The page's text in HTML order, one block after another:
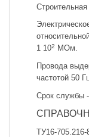
1 102
МОм.
Провода
частотой 50
Срок службы
ТУ16-705.216-